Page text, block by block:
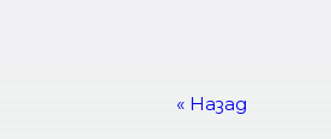
« Назад